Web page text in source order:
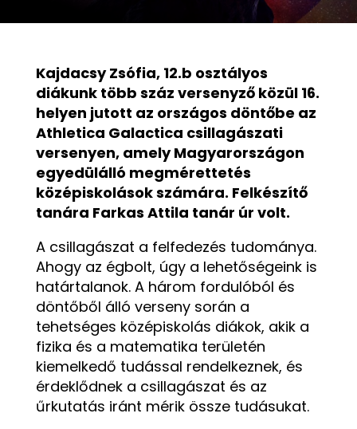
Kajdacsy Zsófia, 12.b osztályos
diákunk több száz versenyző közül 16.
helyen jutott az országos döntőbe az
Athletica Galactica csillagászati
versenyen, amely Magyarországon
egyedülálló megmérettetés
középiskolások számára. Felkészítő
tanára Farkas Attila tanár úr volt.
A csillagászat a felfedezés tudománya.
Ahogy az égbolt, úgy a lehetőségeink is
határtalanok. A három fordulóból és
döntőből álló verseny során a
tehetséges középiskolás diákok, akik a
fizika és a matematika területén
kiemelkedő tudással rendelkeznek, és
érdeklődnek a csillagászat és az
űrkutatás iránt mérik össze tudásukat.